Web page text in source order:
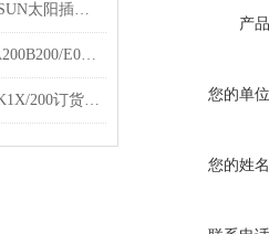
质保一年RVEA-LWN原装SUN太阳插装阀参数溢流阀
德国哈威SLF3-A2H63/63A200B200/E0多路阀阀片原装出售
出售力士乐减压阀DBDS6K1X/200订货号R900423724
产品
您的单位
您的姓名